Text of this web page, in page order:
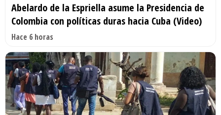
Abelardo de la Espriella asume la Presidencia de
Colombia con políticas duras hacia Cuba (Video)
Hace 6 horas